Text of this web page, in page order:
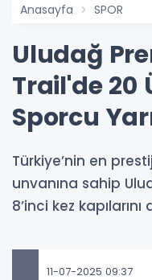
Anasayfa SPOR
Uludağ
Trail'de 20
Sporcu
Türkiye’nin en
unvanına sahip
8’inci kez kapılarını
11-07-2025 09:37